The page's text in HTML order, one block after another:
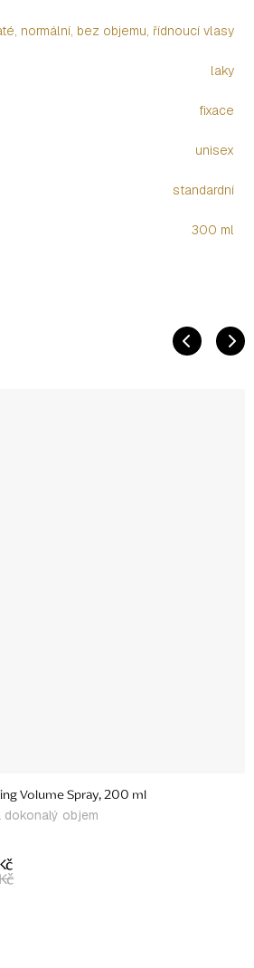
normální, bez objemu, řídnoucí vlasy
laky
fixace
unisex
standardní
300 ml
Volume Spray, 200 ml
dokonalý objem